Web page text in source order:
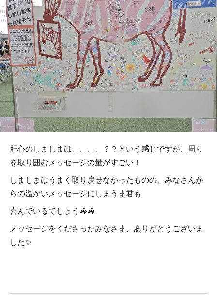
肝心のしましまは、、、、？？という感じですが、周り
を取り囲むメッセージの量がすごい！
しましまはうまく取り戻せなかったものの、みなさんか
らの温かいメッセージにしまうま君も
喜んでいるでしょう🦓🦓
メッセージをくださったみなさま、ありがとうございま
した✨